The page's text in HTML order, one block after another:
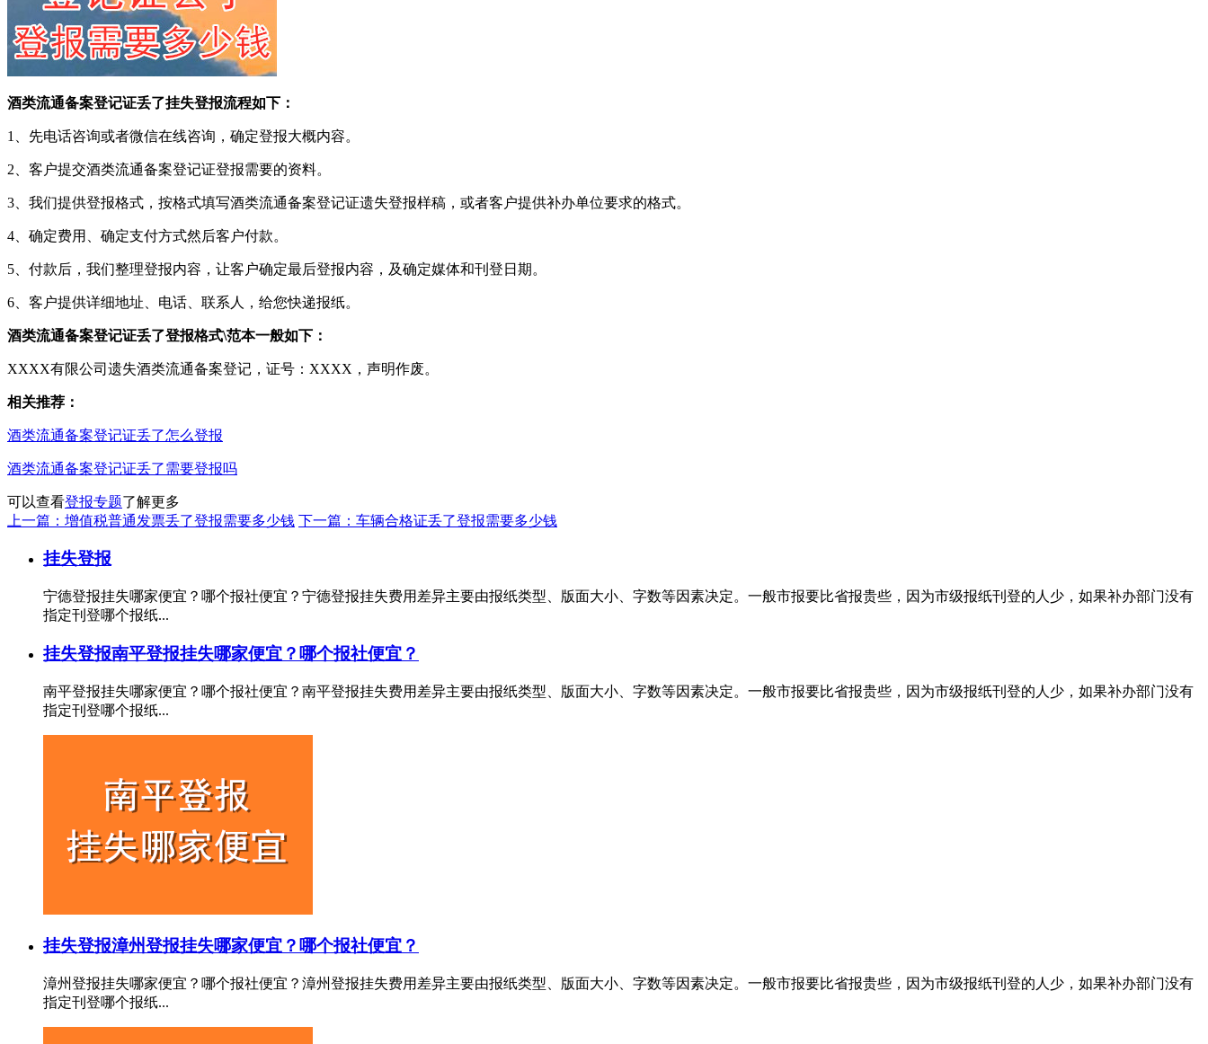
酒类流通备案登记证丢了挂失登报流程如下：
1、先电话咨询或者微信在线咨询，确定登报大概内容。
2、客户提交酒类流通备案登记证登报需要的资料。
3、我们提供登报格式，按格式填写酒类流通备案登记证遗失登报样稿，或者客户提供补办单位要求的格式。
4、确定费用、确定支付方式然后客户付款。
5、付款后，我们整理登报内容，让客户确定最后登报内容，及确定媒体和刊登日期。
6、客户提供详细地址、电话、联系人，给您快递报纸。
酒类流通备案登记证丢了登报格式\范本一般如下：
XXXX有限公司遗失酒类流通备案登记，证号：XXXX，声明作废。
相关推荐：
酒类流通备案登记证丢了怎么登报
酒类流通备案登记证丢了需要登报吗
可以查看登报专题了解更多
上一篇：增值税普通发票丢了登报需要多少钱 下一篇：车辆合格证丢了登报需要多少钱
挂失登报
宁德登报挂失哪家便宜？哪个报社便宜？宁德登报挂失费用差异主要由报纸类型、版面大小、字数等因素决定。一般市报要比省报贵些，因为市级报纸刊登的人少，如果补办部门没有
指定刊登哪个报纸...
挂失登报南平登报挂失哪家便宜？哪个报社便宜？
南平登报挂失哪家便宜？哪个报社便宜？南平登报挂失费用差异主要由报纸类型、版面大小、字数等因素决定。一般市报要比省报贵些，因为市级报纸刊登的人少，如果补办部门没有
指定刊登哪个报纸...
挂失登报漳州登报挂失哪家便宜？哪个报社便宜？
漳州登报挂失哪家便宜？哪个报社便宜？漳州登报挂失费用差异主要由报纸类型、版面大小、字数等因素决定。一般市报要比省报贵些，因为市级报纸刊登的人少，如果补办部门没有
指定刊登哪个报纸...